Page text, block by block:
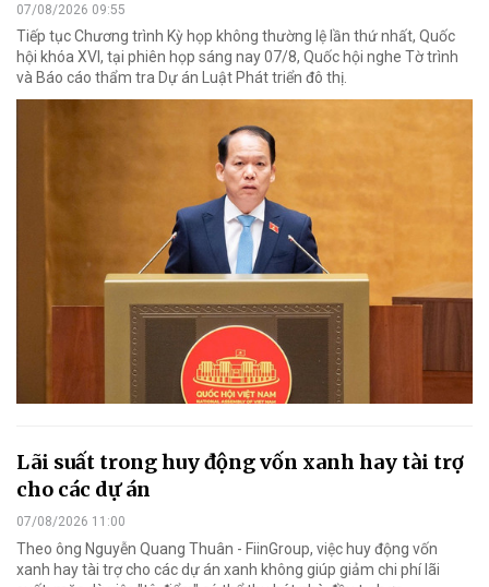
07/08/2026 09:55
Tiếp tục Chương trình Kỳ họp không thường lệ lần thứ nhất, Quốc
hội khóa XVI, tại phiên họp sáng nay 07/8, Quốc hội nghe Tờ trình
và Báo cáo thẩm tra Dự án Luật Phát triển đô thị.
Lãi suất trong huy động vốn xanh hay tài trợ
cho các dự án
07/08/2026 11:00
Theo ông Nguyễn Quang Thuân - FiinGroup, việc huy động vốn
xanh hay tài trợ cho các dự án xanh không giúp giảm chi phí lãi